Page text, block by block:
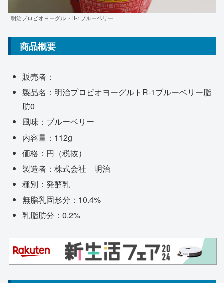
明治プロビオヨーグルトR-1ブルーベリー
商品概要
販売者：
製品名：明治プロビオヨーグルトR-1ブルーベリー脂
肪0
風味：ブルーベリー
内容量：112g
価格：円（税抜）
製造者：株式会社 明治
種別：発酵乳
無脂乳固形分：10.4%
乳脂肪分：0.2%